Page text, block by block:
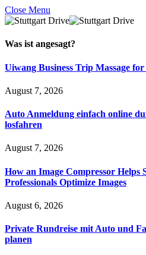
Close Menu
Was ist angesagt?
Uiwang Business Trip Massage
August 7, 2026
Auto Anmeldung einfach online
losfahren
August 7, 2026
How an Image Compressor Helps
Professionals Optimize Images
August 6, 2026
Private Rundreise mit Auto und
planen